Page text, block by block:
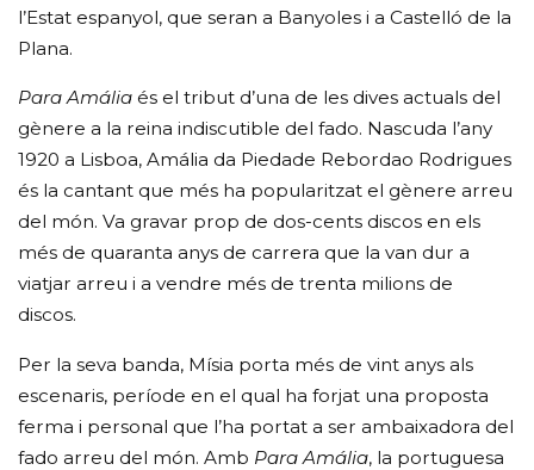
l’Estat espanyol, que seran a Banyoles i a Castelló de la
Plana.
Para Amália és el tribut d’una de les dives actuals del
gènere a la reina indiscutible del fado. Nascuda l’any
1920 a Lisboa, Amália da Piedade Rebordao Rodrigues
és la cantant que més ha popularitzat el gènere arreu
del món. Va gravar prop de dos-cents discos en els
més de quaranta anys de carrera que la van dur a
viatjar arreu i a vendre més de trenta milions de
discos.
Per la seva banda, Mísia porta més de vint anys als
escenaris, període en el qual ha forjat una proposta
ferma i personal que l’ha portat a ser ambaixadora del
fado arreu del món. Amb Para Amália, la portuguesa